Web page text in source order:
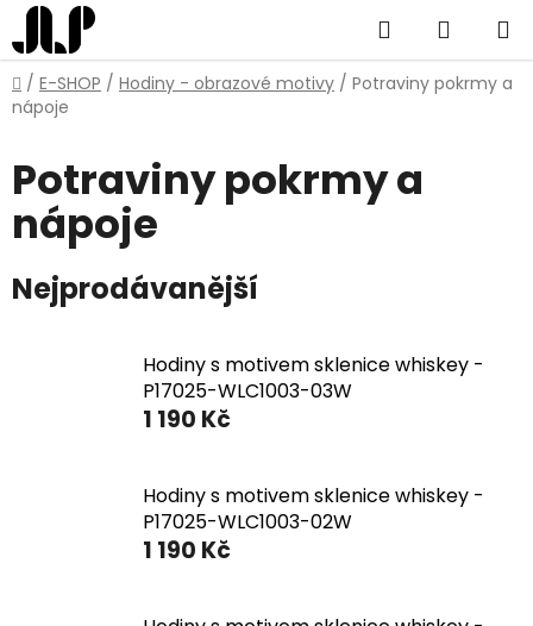
Přejít
na
obsah
Hledat
KOŠÍK
Domů
/ E-SHOP / Hodiny - obrazové motivy / Potraviny pokrmy a
nápoje
Potraviny pokrmy a
nápoje
Nejprodávanější
Hodiny s motivem sklenice whiskey -
P17025-WLC1003-03W
1 190 Kč
Hodiny s motivem sklenice whiskey -
P17025-WLC1003-02W
1 190 Kč